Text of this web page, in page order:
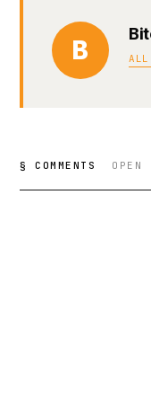
B
§ COMMENTS OPEN